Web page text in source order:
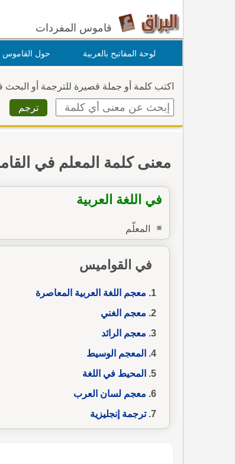
قاموس المفردات
لوحة المفاتيح بالعربية حول القاموس
اكتب كلمة أو جملة قصيرة للترجمة أو
معنى كلمة المعلم في
في اللغة العربية
المعلّم
في القواميس
معجم اللغة العربية المعاصرة
معجم الغني
معجم الرائد
المعجم الوسيط
المحيط في اللغة
معجم لسان العرب
ترجمة إنجليزية